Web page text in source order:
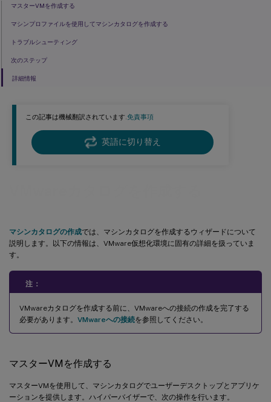
この記事は機械翻訳されています.免責事項
英語に切り替え
マシンカタログの作成では、マシンカタログを作成するウィザードについて
説明します。以下の情報は、VMware仮想化環境に固有の詳細を扱っていま
す。
注：
VMwareカタログを作成する前に、VMwareへの接続の作成を完了する
必要があります。 VMwareへの接続を参照してください。
マスターVMを作成する
マスターVMを使用して、マシンカタログでユーザーデスクトップとアプリケ
ーションを提供します。ハイパーバイザーで、次の操作を行います。
マスターVMを作成する
マシンプロファイルを使用してマシンカタログを作成する
トラブルシューティング
次のステップ
詳細情報